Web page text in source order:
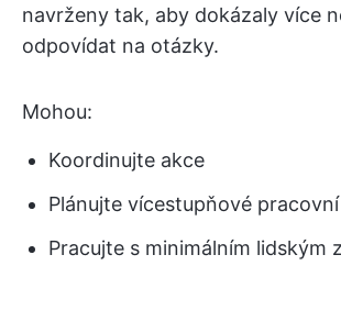
navrženy tak, aby dokázaly více
odpovídat na otázky.
Mohou:
Koordinujte akce
Plánujte vícestupňové
Pracujte s minimálním lidským